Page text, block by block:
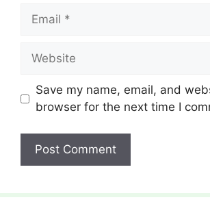
Email
Website
Save my name, email, and
browser for the next time I